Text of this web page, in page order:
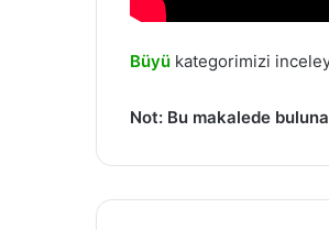
Büyü kategorimizi
Not: Bu makalede